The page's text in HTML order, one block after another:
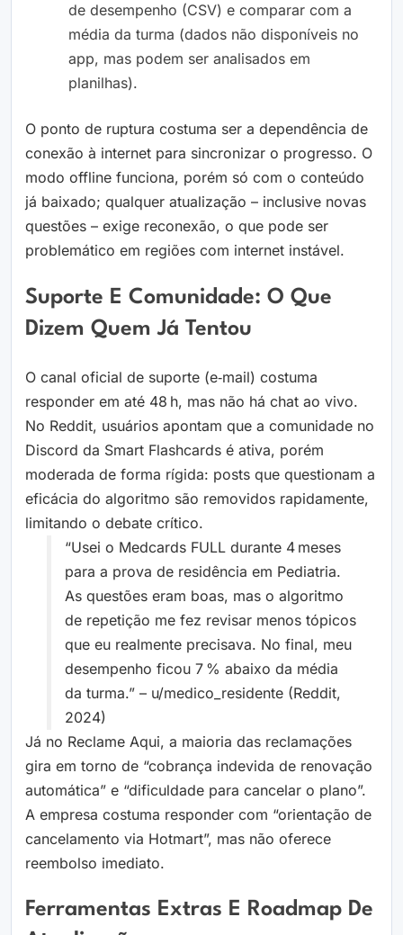
de desempenho (CSV) e comparar com a
média da turma (dados não disponíveis no
app, mas podem ser analisados em
planilhas).
O ponto de ruptura costuma ser a dependência de
conexão à internet para sincronizar o progresso. O
modo offline funciona, porém só com o conteúdo
já baixado; qualquer atualização – inclusive novas
questões – exige reconexão, o que pode ser
problemático em regiões com internet instável.
Suporte E Comunidade: O Que
Dizem Quem Já Tentou
O canal oficial de suporte (e‑mail) costuma
responder em até 48 h, mas não há chat ao vivo.
No Reddit, usuários apontam que a comunidade no
Discord da Smart Flashcards é ativa, porém
moderada de forma rígida: posts que questionam a
eficácia do algoritmo são removidos rapidamente,
limitando o debate crítico.
“Usei o Medcards FULL durante 4 meses
para a prova de residência em Pediatria.
As questões eram boas, mas o algoritmo
de repetição me fez revisar menos tópicos
que eu realmente precisava. No final, meu
desempenho ficou 7 % abaixo da média
da turma.” – u/medico_residente (Reddit,
2024)
Já no Reclame Aqui, a maioria das reclamações
gira em torno de “cobrança indevida de renovação
automática” e “dificuldade para cancelar o plano”.
A empresa costuma responder com “orientação de
cancelamento via Hotmart”, mas não oferece
reembolso imediato.
Ferramentas Extras E Roadmap De